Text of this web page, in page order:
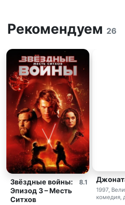
Рекомендуем 26
8.1
Звёздные войны:
Эпизод 3 – Месть
Ситхов
1997,
комедия,